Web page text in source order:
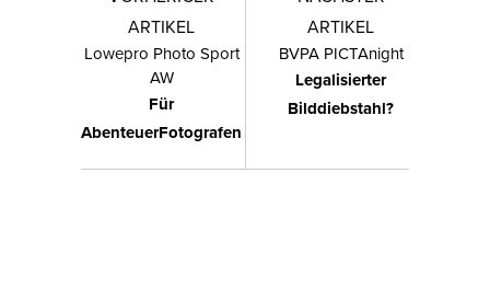
ARTIKEL
Lowepro Photo Sport
AW
Für
AbenteuerFotografen
ARTIKEL
BVPA PICTAnight
Legalisierter
Bilddiebstahl?